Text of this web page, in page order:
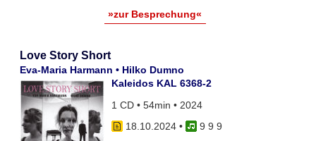
»zur Besprechung«
Love Story Short
Eva-Maria Harmann • Hilko Dumno
Kaleidos KAL 6368-2
1 CD • 54min • 2024
18.10.2024•
9 9 9